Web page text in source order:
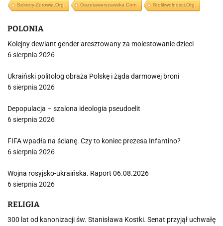
Sekrety-Zdrowia.org Gazetawarszawska.com Stolikwolnosci.org
POLONIA
Kolejny dewiant gender aresztowany za molestowanie dzieci
6 sierpnia 2026
Ukraiński politolog obraża Polskę i żąda darmowej broni
6 sierpnia 2026
Depopulacja – szalona ideologia pseudoelit
6 sierpnia 2026
FIFA wpadła na ścianę. Czy to koniec prezesa Infantino?
6 sierpnia 2026
Wojna rosyjsko-ukraińska. Raport 06.08.2026
6 sierpnia 2026
RELIGIA
300 lat od kanonizacji św. Stanisława Kostki. Senat przyjął uchwałę